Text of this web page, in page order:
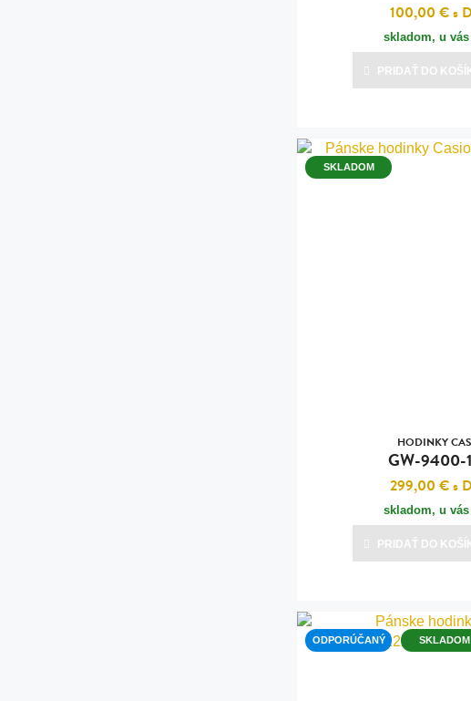
100,00 €s
skladom, u vás
PRIDAŤ DO
SKLADOM
HODINKY
GW-9400-
299,00 €s
skladom, u vás
PRIDAŤ DO
ODPORÚČANÝ SKLADOM